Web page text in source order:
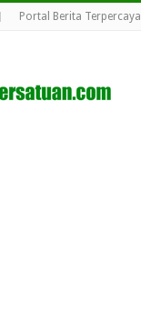
Portal Berita Terpercaya